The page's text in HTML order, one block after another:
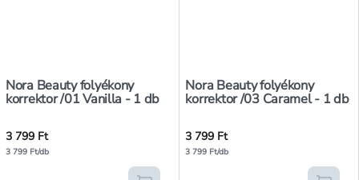
Nora Beauty folyékony
korrektor /01 Vanilla - 1 db
3 799 Ft
3 799 Ft/db
Nora Beauty folyékony
korrektor /03 Caramel - 1 db
3 799 Ft
3 799 Ft/db